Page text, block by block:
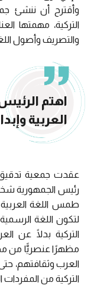
وأقترح أن ننشئ
التركية، مهمتها
والتصريف وأصول
اهتم
العربية
عقدت جمعية تدقيق
طمس اللغة العربية
لتكون اللغة
التركية بدلًا عن
مظهرًا عنصريًّا من
العرب وثقافتهم، حتى
التركية من المفردات